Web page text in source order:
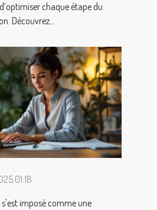
chaque étape du
Découvrez...
01:18
imposé comme une